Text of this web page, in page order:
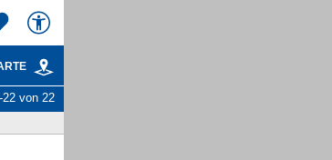
von 22